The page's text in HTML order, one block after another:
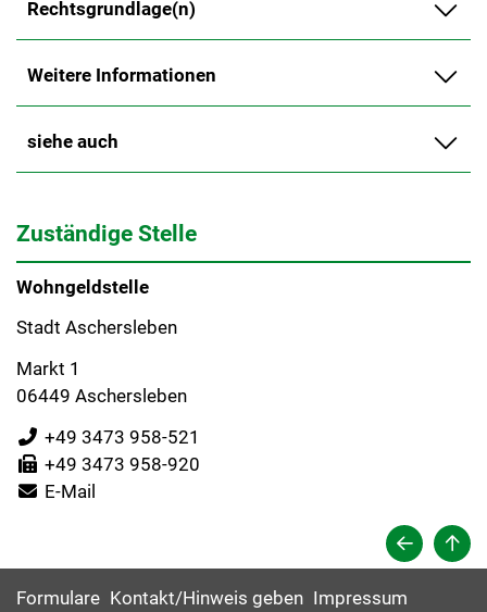
Rechtsgrundlage(n)
Weitere Informationen
siehe auch
Zuständige Stelle
Wohngeldstelle
Stadt Aschersleben
Markt 1
06449 Aschersleben
+49 3473 958-521
+49 3473 958-920
E-Mail
Formulare Kontakt/Hinweis geben Impressum